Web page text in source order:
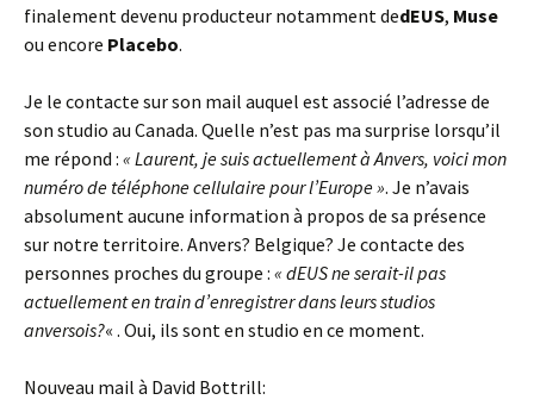
finalement devenu producteur notamment dedEUS, Muse
ou encore Placebo.
Je le contacte sur son mail auquel est associé l’adresse de
son studio au Canada. Quelle n’est pas ma surprise lorsqu’il
me répond : « Laurent, je suis actuellement à Anvers, voici mon
numéro de téléphone cellulaire pour l’Europe ». Je n’avais
absolument aucune information à propos de sa présence
sur notre territoire. Anvers? Belgique? Je contacte des
personnes proches du groupe : « dEUS ne serait-il pas
actuellement en train d’enregistrer dans leurs studios
anversois?« . Oui, ils sont en studio en ce moment.
Nouveau mail à David Bottrill: